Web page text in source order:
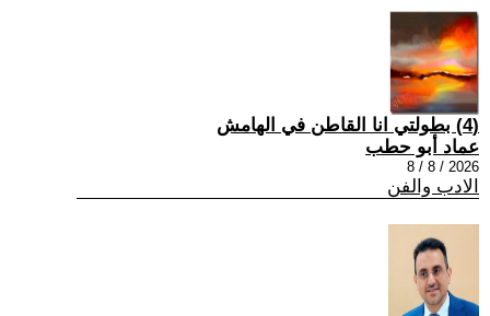
(4) بطولتي انا القاطن في الهامش
عماد أبو حطب
2026 / 8 / 8
الادب والفن